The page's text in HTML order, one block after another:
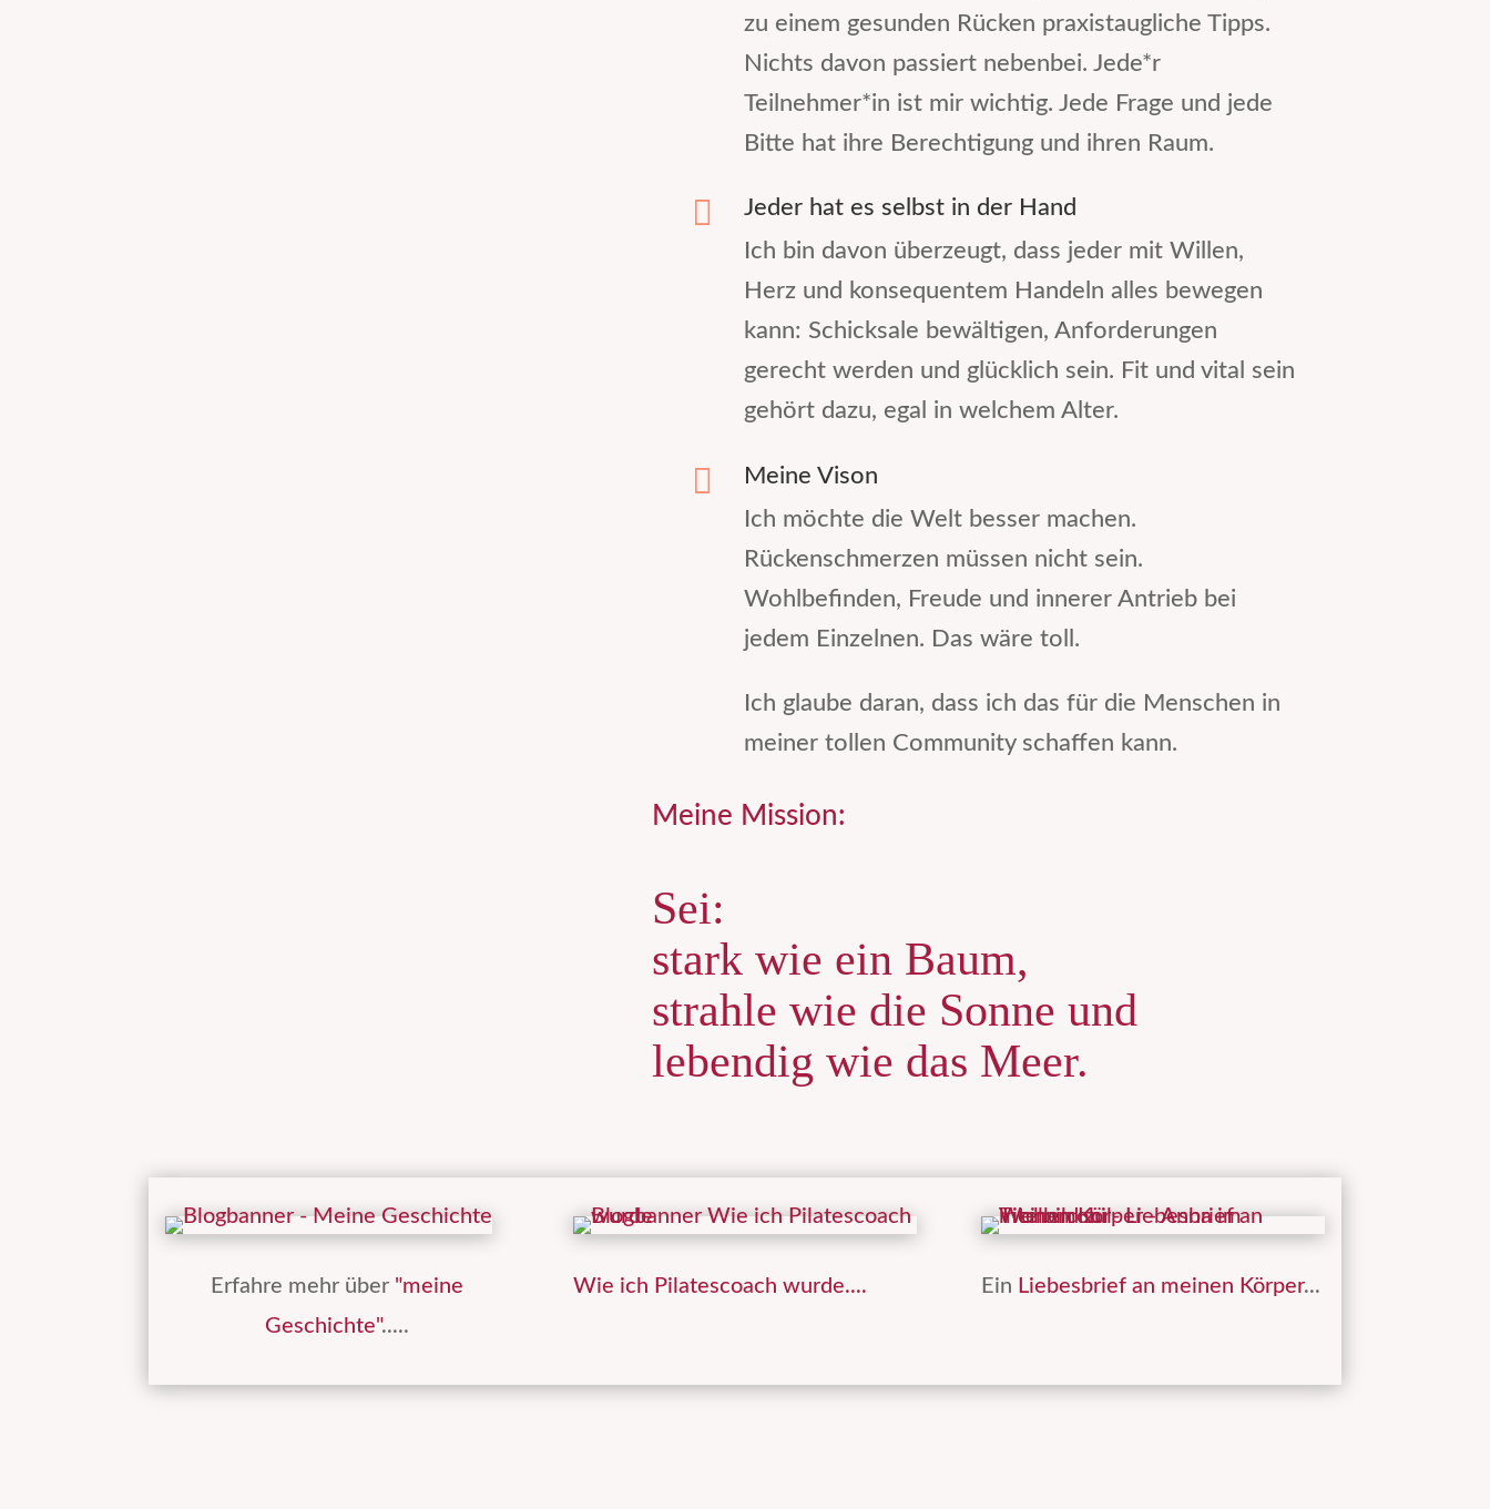
zu einem gesunden Rücken praxistaugliche Tipps.
Nichts davon passiert nebenbei. Jede*r
Teilnehmer*in ist mir wichtig. Jede Frage und jede
Bitte hat ihre Berechtigung und ihren Raum.

Jeder hat es selbst in der Hand
Ich bin davon überzeugt, dass jeder mit Willen,
Herz und konsequentem Handeln alles bewegen
kann: Schicksale bewältigen, Anforderungen
gerecht werden und glücklich sein. Fit und vital sein
gehört dazu, egal in welchem Alter.

Meine Vison
Ich möchte die Welt besser machen.
Rückenschmerzen müssen nicht sein.
Wohlbefinden, Freude und innerer Antrieb bei
jedem Einzelnen. Das wäre toll.
Ich glaube daran, dass ich das für die Menschen in
meiner tollen Community schaffen kann.
Meine Mission:
Sei:
stark wie ein Baum,
strahle wie die Sonne und
lebendig wie das Meer.
Erfahre mehr über "meine
Geschichte".....
Wie ich Pilatescoach wurde.... Ein Liebesbrief an meinen Körper...